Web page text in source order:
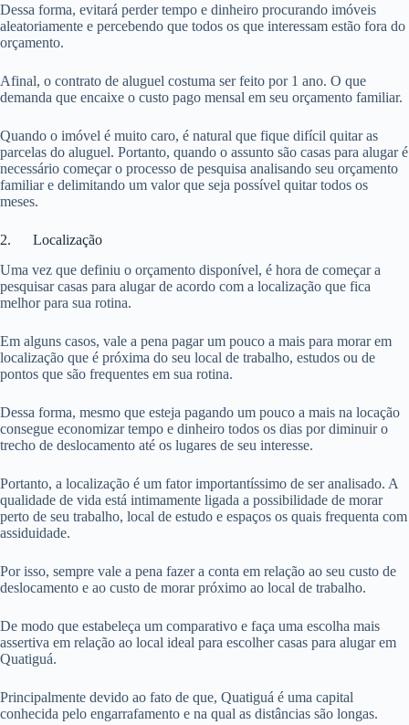
Dessa forma, evitará perder tempo e dinheiro procurando imóveis
aleatoriamente e percebendo que todos os que interessam estão fora do
orçamento.
Afinal, o contrato de aluguel costuma ser feito por 1 ano. O que
demanda que encaixe o custo pago mensal em seu orçamento familiar.
Quando o imóvel é muito caro, é natural que fique difícil quitar as
parcelas do aluguel. Portanto, quando o assunto são casas para alugar é
necessário começar o processo de pesquisa analisando seu orçamento
familiar e delimitando um valor que seja possível quitar todos os
meses.
2. Localização
Uma vez que definiu o orçamento disponível, é hora de começar a
pesquisar casas para alugar de acordo com a localização que fica
melhor para sua rotina.
Em alguns casos, vale a pena pagar um pouco a mais para morar em
localização que é próxima do seu local de trabalho, estudos ou de
pontos que são frequentes em sua rotina.
Dessa forma, mesmo que esteja pagando um pouco a mais na locação
consegue economizar tempo e dinheiro todos os dias por diminuir o
trecho de deslocamento até os lugares de seu interesse.
Portanto, a localização é um fator importantíssimo de ser analisado. A
qualidade de vida está intimamente ligada a possibilidade de morar
perto de seu trabalho, local de estudo e espaços os quais frequenta com
assiduidade.
Por isso, sempre vale a pena fazer a conta em relação ao seu custo de
deslocamento e ao custo de morar próximo ao local de trabalho.
De modo que estabeleça um comparativo e faça uma escolha mais
assertiva em relação ao local ideal para escolher casas para alugar em
Quatiguá.
Principalmente devido ao fato de que, Quatiguá é uma capital
conhecida pelo engarrafamento e na qual as distâncias são longas.